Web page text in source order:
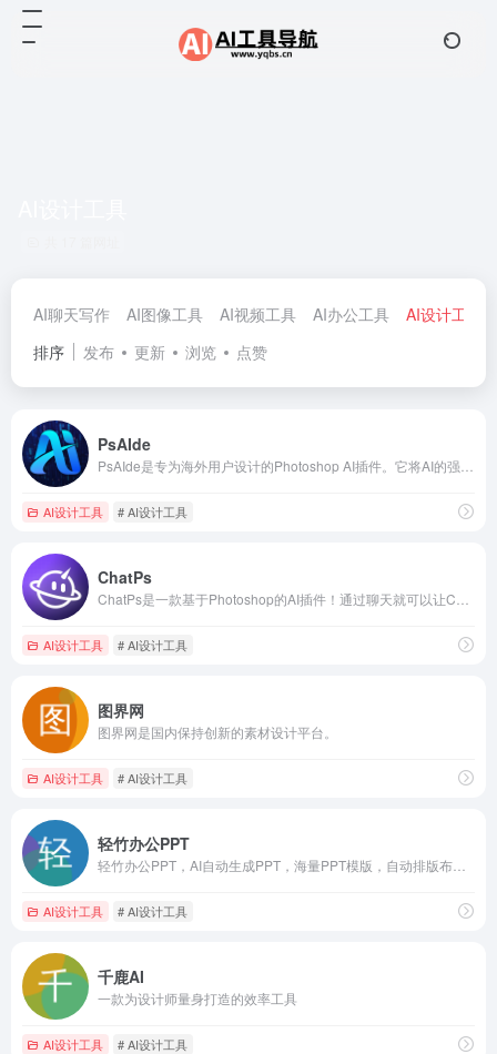
AI聊天写作 AI图像工具 AI视频工具 AI办公工具
AI设计工具
排序
发布 更新 浏览 点赞
PsAIde
AI设计工具 # AI设计工具
ChatPs
AI设计工具 # AI设计工具
图界网
图界网是国内保持创新的素材设计平台。
AI设计工具 # AI设计工具
轻竹办公PPT
AI设计工具 # AI设计工具
千鹿AI
一款为设计师量身打造的效率工具
AI设计工具 # AI设计工具